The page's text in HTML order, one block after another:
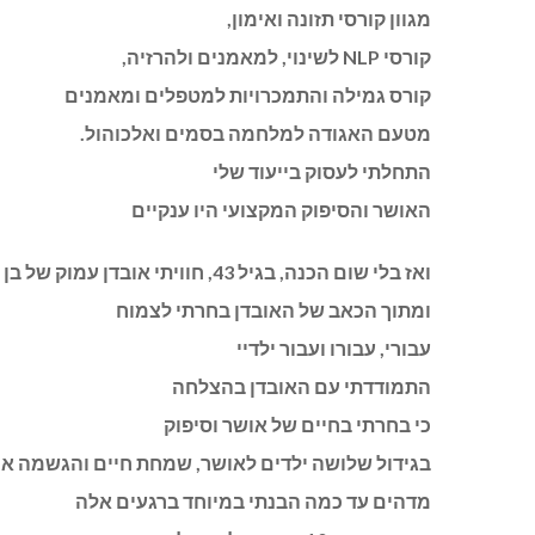
מגוון קורסי תזונה ואימון,
קורסי NLP לשינוי, למאמנים ולהרזיה,
קורס גמילה והתמכרויות למטפלים ומאמנים
מטעם האגודה למלחמה בסמים ואלכוהול.
התחלתי לעסוק בייעוד שלי
האושר והסיפוק המקצועי היו ענקיים
ואז בלי שום הכנה, בגיל 43, חוויתי אובדן עמוק של בן זוגי ואהובי ז"ל
ומתוך הכאב של האובדן בחרתי לצמוח
עבורי, עבורו ועבור ילדיי
התמודדתי עם האובדן בהצלחה
כי בחרתי בחיים של אושר וסיפוק
בגידול שלושה ילדים לאושר, שמחת חיים והגשמה
מדהים עד כמה הבנתי במיוחד ברגעים אלה